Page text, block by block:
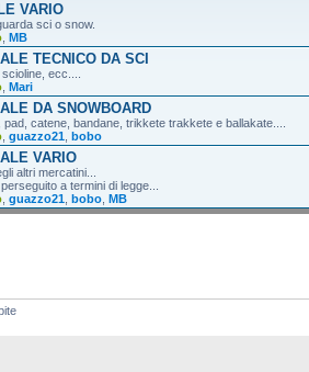
VARIO
sci o snow.
MB
TECNICO DA SCI
ecc....
Mari
DA SNOWBOARD
catene, bandane, trikkete trakkete e ballakate....
guazzo21 bobo
VARIO
altri mercatini...
a termini di legge...
guazzo21 bobo MB